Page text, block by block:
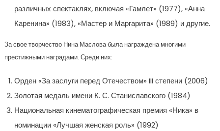
различных спектаклях, включая «Гамлет» (1977), «Анна
Каренина» (1983), «Мастер и Маргарита» (1989) и другие.
За свое творчество Нина Маслова была награждена многими
престижными наградами. Среди них:
Орден «За заслуги перед Отечеством» III степени (2006)
Золотая медаль имени К. С. Станиславского (1984)
Национальная кинематографическая премия «Ника» в
номинации «Лучшая женская роль» (1992)